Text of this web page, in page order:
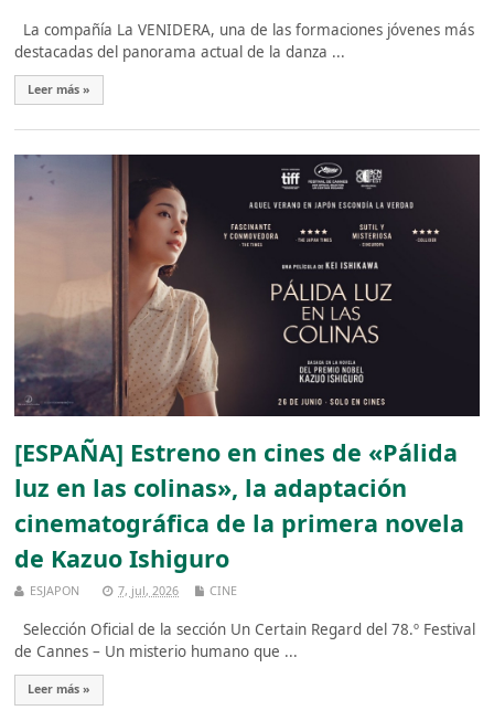
La compañía La VENIDERA, una de las formaciones jóvenes más
destacadas del panorama actual de la danza ...
Leer más »
[ESPAÑA] Estreno en cines de «Pálida
luz en las colinas», la adaptación
cinematográfica de la primera novela
de Kazuo Ishiguro
ESJAPON 7, jul, 2026 CINE
Selección Oficial de la sección Un Certain Regard del 78.º Festival
de Cannes – Un misterio humano que ...
Leer más »